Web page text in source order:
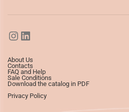
About Us
Contacts
FAQ and Help
Sale Conditions
Download the catalog in PDF
Privacy Policy